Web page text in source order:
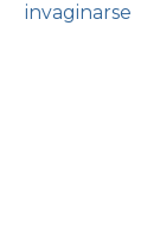
invaginarse